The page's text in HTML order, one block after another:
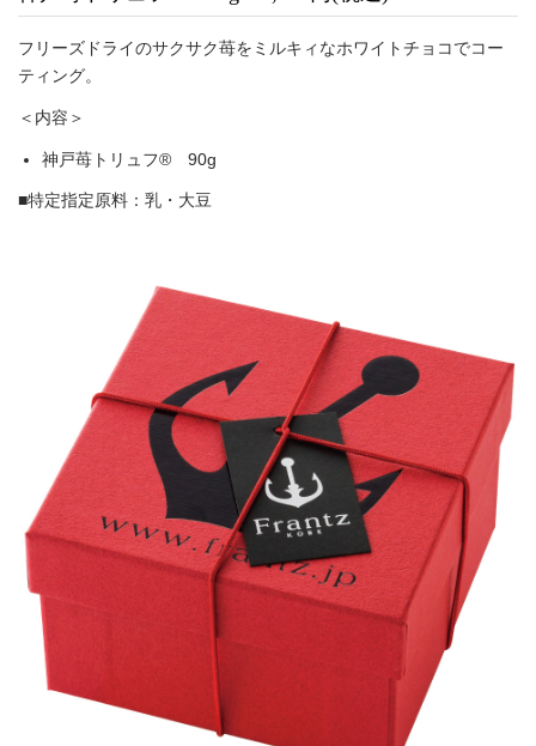
フリーズドライのサクサク苺をミルキィなホワイトチョコでコー
ティング。
＜内容＞
神戸苺トリュフ® 90g
■特定指定原料：乳・大豆